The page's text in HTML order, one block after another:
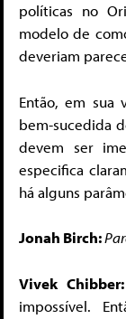
políticas no
modelo de
deveriam
Então, em sua
bem-sucedida
devem ser
especifica
há alguns
Jonah Birch:
Vivek Chibber:
impossível.